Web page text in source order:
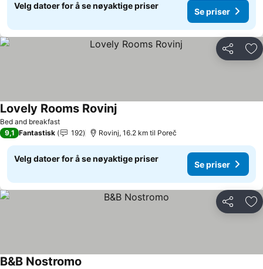
Velg datoer for å se nøyaktige priser
Se priser
Del
Bed and breakfast
Lovely Rooms RovinjSe priser
9,1 Fantastisk 192 Rovinj, 16.2 km til Poreč
Velg datoer for å se nøyaktige priser
Se priser
Del
B&B Nostromo